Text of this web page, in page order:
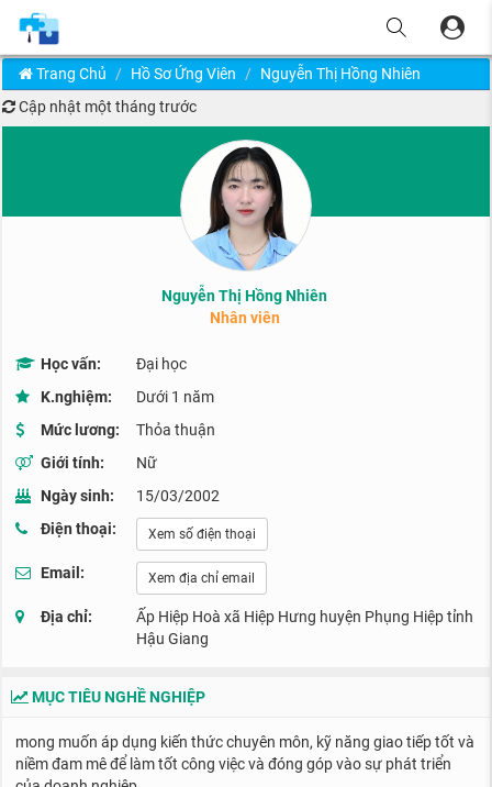
Trang Chủ Hồ Sơ Ứng Viên
Nguyễn Thị Hồng Nhiên
Cập nhật một tháng trước
Nguyễn Thị Hồng Nhiên
Nhân viên
Học vấn:
Đại học
K.nghiệm:
Dưới 1 năm
Mức lương:
Thỏa thuận
Giới tính:
Nữ
Ngày sinh:
15/03/2002
Điện thoại:
Xem số điện thoại
Email: Xem địa chỉ email
Địa chỉ:
Ấp Hiệp Hoà xã Hiệp Hưng huyện Phụng Hiệp tỉnh
Hậu Giang
MỤC TIÊU NGHỀ NGHIỆP
mong muốn áp dụng kiến thức chuyên môn, kỹ năng giao tiếp tốt và
niềm đam mê để làm tốt công việc và đóng góp vào sự phát triển